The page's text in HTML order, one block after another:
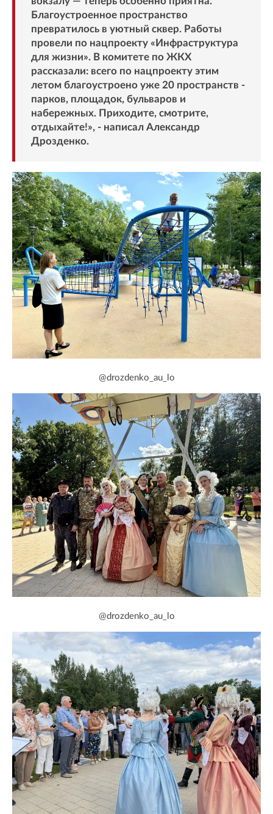
Благоустроенное пространство
превратилось в уютный сквер. Работы
провели по нацпроекту «Инфраструктура
для жизни». В комитете по ЖКХ
рассказали: всего по нацпроекту этим
летом благоустроено уже 20 пространств -
парков, площадок, бульваров и
набережных. Приходите, смотрите,
отдыхайте!», - написал Александр
Дрозденко.
@drozdenko_au_lo
@drozdenko_au_lo